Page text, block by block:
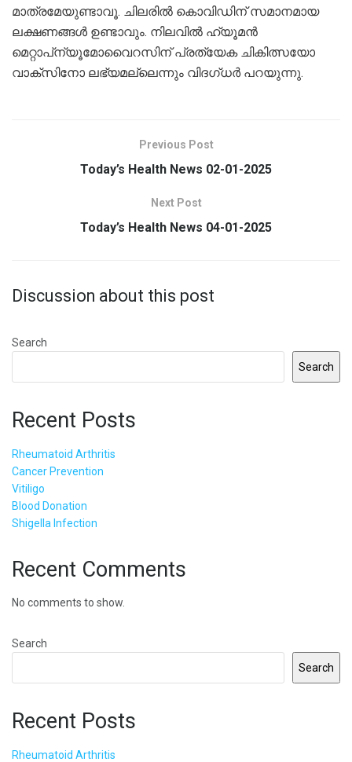
മാത്രമേയുണ്ടാവൂ. ചിലരിൽ കൊവിഡിന് സമാനമായ
ലക്ഷണങ്ങൾ ഉണ്ടാവും. നിലവിൽ ഹ്യൂമൻ
മെറ്റാപ്‌ന്യൂമോവൈറസിന് പ്രത്യേക ചികിത്സയോ
വാക്‌സിനോ ലഭ്യമല്ലെന്നും വിദ​ഗ്ധർ പറയുന്നു.
Previous Post
Today’s Health News 02-01-2025
Next Post
Today’s Health News 04-01-2025
Discussion about this post
Search
Search
Recent Posts
Rheumatoid Arthritis
Cancer Prevention
Vitiligo
Blood Donation
Shigella Infection
Recent Comments
No comments to show.
Search
Search
Recent Posts
Rheumatoid Arthritis